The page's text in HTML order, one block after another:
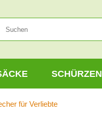
SCHÜRZEN
für Verliebte